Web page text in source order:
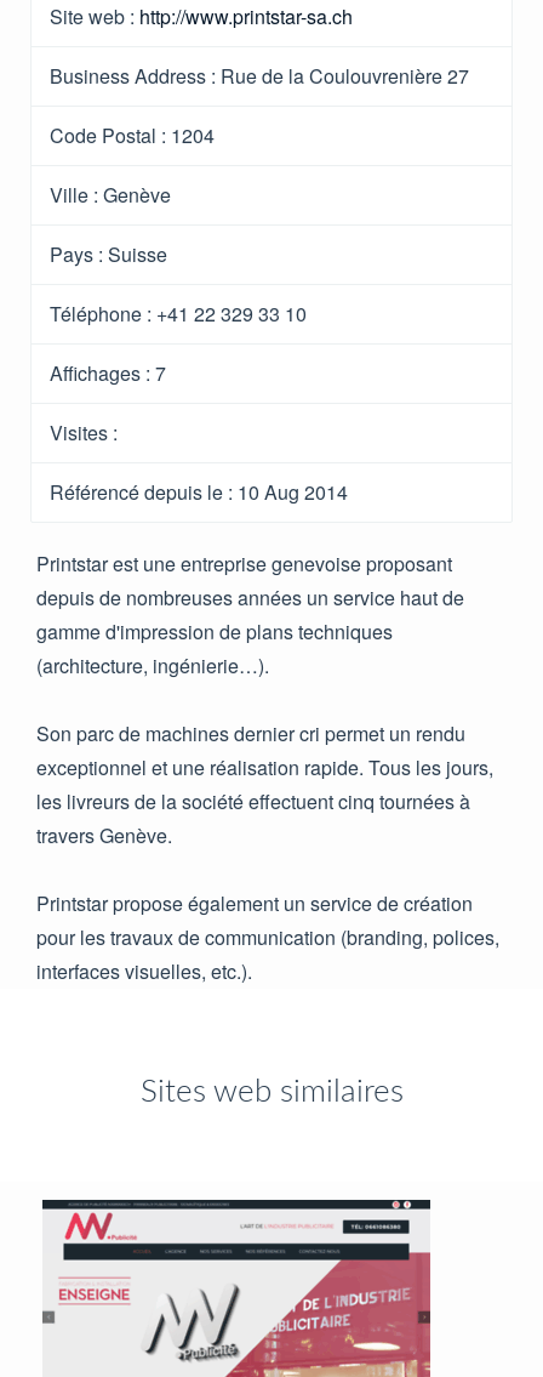
Site web : http://www.printstar-sa.ch
Business Address : Rue de la Coulouvrenière 27
Code Postal : 1204
Ville : Genève
Pays : Suisse
Téléphone : +41 22 329 33 10
Affichages : 7
Visites :
Référencé depuis le : 10 Aug 2014
Printstar est une entreprise genevoise proposant
depuis de nombreuses années un service haut de
gamme d'impression de plans techniques
(architecture, ingénierie…).
Son parc de machines dernier cri permet un rendu
exceptionnel et une réalisation rapide. Tous les jours,
les livreurs de la société effectuent cinq tournées à
travers Genève.
Printstar propose également un service de création
pour les travaux de communication (branding, polices,
interfaces visuelles, etc.).
Sites web similaires